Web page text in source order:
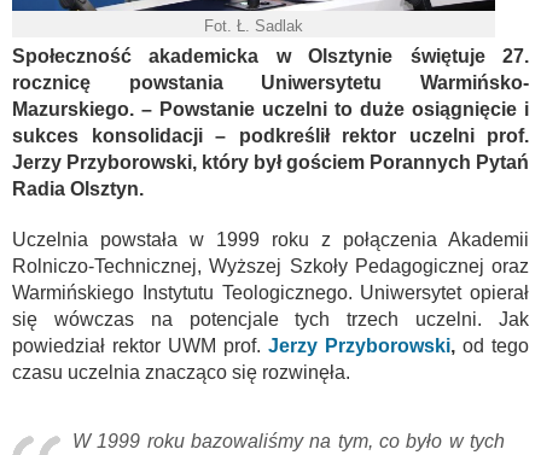
Fot. Ł. Sadlak
Społeczność akademicka w Olsztynie świętuje 27.
rocznicę powstania Uniwersytetu Warmińsko-
Mazurskiego. – Powstanie uczelni to duże osiągnięcie i
sukces konsolidacji – podkreślił rektor uczelni prof.
Jerzy Przyborowski, który był gościem Porannych Pytań
Radia Olsztyn.
Uczelnia powstała w 1999 roku z połączenia Akademii
Rolniczo-Technicznej, Wyższej Szkoły Pedagogicznej oraz
Warmińskiego Instytutu Teologicznego. Uniwersytet opierał
się wówczas na potencjale tych trzech uczelni. Jak
powiedział rektor UWM prof. Jerzy Przyborowski, od tego
czasu uczelnia znacząco się rozwinęła.
W 1999 roku bazowaliśmy na tym, co było w tych